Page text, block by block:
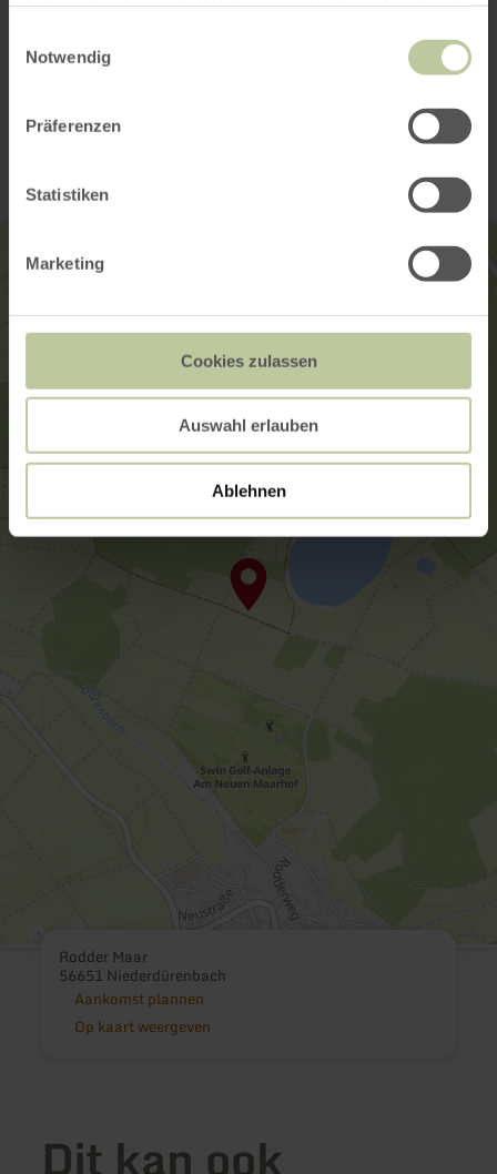
Notwendig
Präferenzen
Statistiken
Marketing
Cookies zulassen
Auswahl erlauben
Ablehnen
Galerij openen
Contact
Rodder Maar
56651 Niederdürenbach
Aankomst plannen
Op kaart weergeven
Dit kan ook